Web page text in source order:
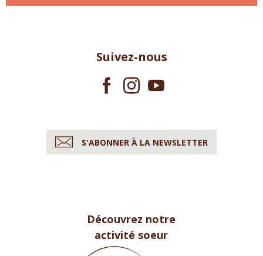
Suivez-nous
S'ABONNER À LA NEWSLETTER
Découvrez notre
activité soeur